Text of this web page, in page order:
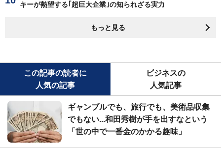
キーが熱望する｢超巨大企業｣の知られざる実力
もっと見る
この記事の読者に
人気の記事
ビジネスの
人気記事
ギャンブルでも、旅行でも、美術品収集
でもない...和田秀樹が手を出すなという
「世の中で一番金のかかる趣味」